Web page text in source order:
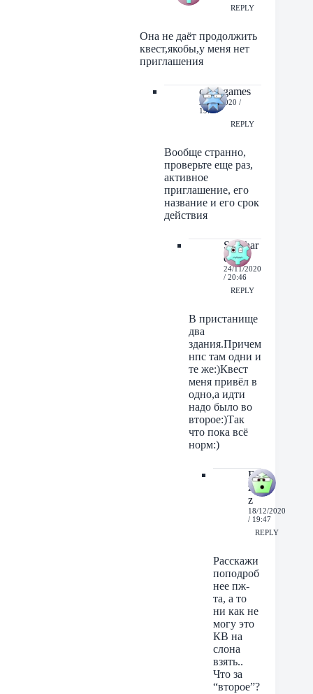
REPLY
Она не даёт продолжить
квест,якобы,у меня нет
приглашения
orbit-games
23/11/2020 /
19:07
REPLY
Вообще странно,
проверьте еще раз,
активное
приглашение, его
название и его срок
действия
Skorhar
d
24/11/2020
/ 20:46
REPLY
В пристанище
два
здания.Причем
нпс там одни и
те же:)Квест
меня привёл в
одно,а идти
надо было во
второе:)Так
что пока всё
норм:)
Be
zz
z
18/12/2020
/ 19:47
REPLY
Расскажи
поподроб
нее пж-
та, а то
ни как не
могу это
КВ на
слона
взять..
Что за
“второе”?